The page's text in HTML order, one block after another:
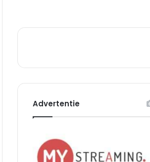
Advertentie